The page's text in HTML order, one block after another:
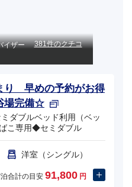
381件のクチコ
り 早めの予約がお得
場完備☆
ブルベッド利用（ベッ
こ専用◆セミダブル
洋室（シングル）
合計の目安 91,800 円